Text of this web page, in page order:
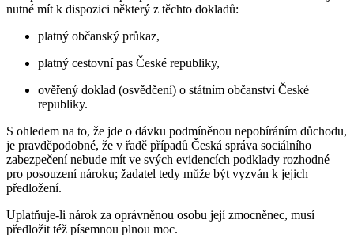
nutné mít k dispozici některý z těchto dokladů:
platný občanský průkaz,
platný cestovní pas České republiky,
ověřený doklad (osvědčení) o státním občanství České
republiky.
S ohledem na to, že jde o dávku podmíněnou nepobíráním důchodu,
je pravděpodobné, že v řadě případů Česká správa sociálního
zabezpečení nebude mít ve svých evidencích podklady rozhodné
pro posouzení nároku; žadatel tedy může být vyzván k jejich
předložení.
Uplatňuje-li nárok za oprávněnou osobu její zmocněnec, musí
předložit též písemnou plnou moc.